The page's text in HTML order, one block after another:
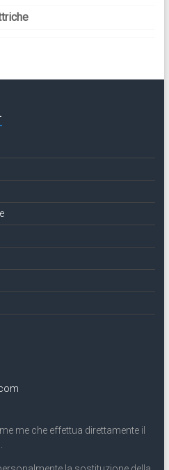
me che effettua direttamente il